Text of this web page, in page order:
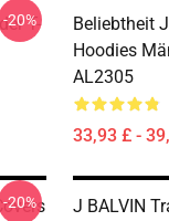
T-
-20%
Beliebtheit
Hoodies
AL2305
33,93 £ -
-20%
J BALVIN